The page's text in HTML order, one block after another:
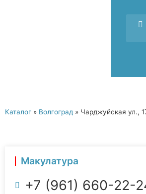
Каталог » Волгоград » Чарджуйская ул.,
Макулатура
+7 (961) 660-22-